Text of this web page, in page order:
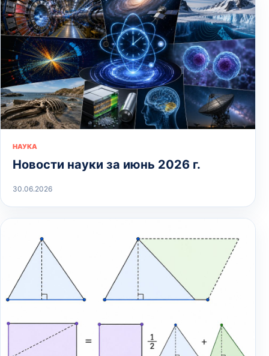
НАУКА
Новости науки за июнь 2026 г.
30.06.2026